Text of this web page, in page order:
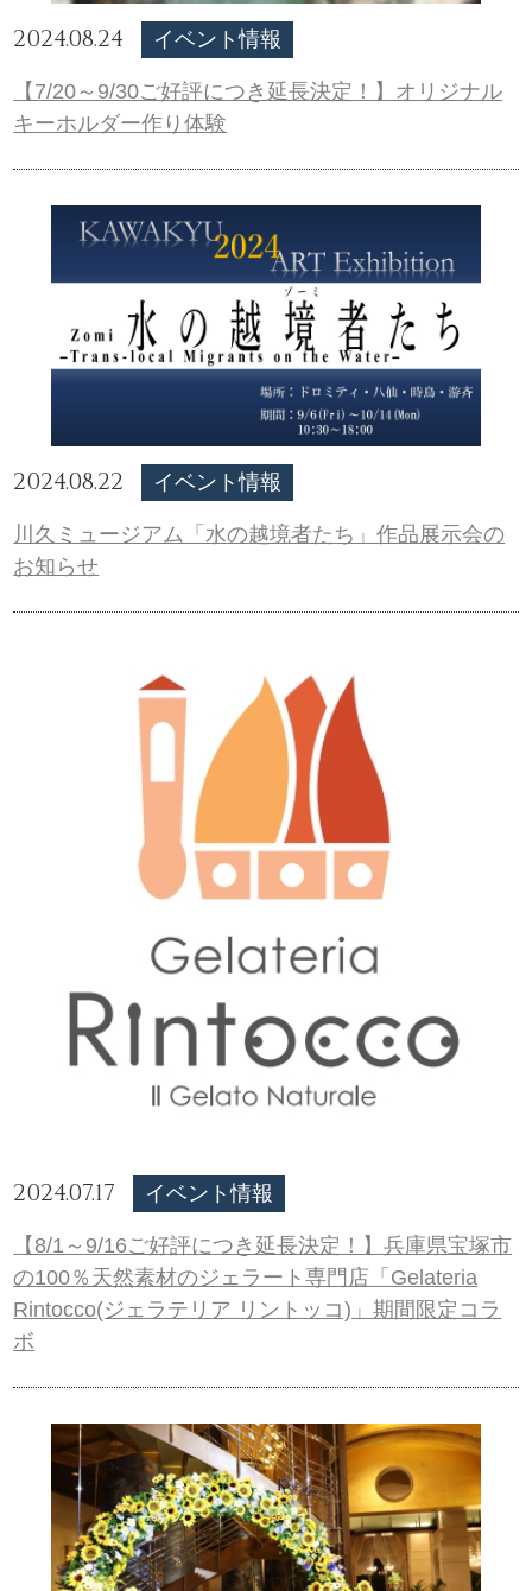
2024.08.24 イベント情報
【7/20～9/30ご好評につき延長決定！】オリジナル
キーホルダー作り体験
2024.08.22 イベント情報
川久ミュージアム「水の越境者たち」作品展示会の
お知らせ
2024.07.17 イベント情報
【8/1～9/16ご好評につき延長決定！】兵庫県宝塚市
の100％天然素材のジェラート専門店「Gelateria
Rintocco(ジェラテリア リントッコ)」期間限定コラ
ボ